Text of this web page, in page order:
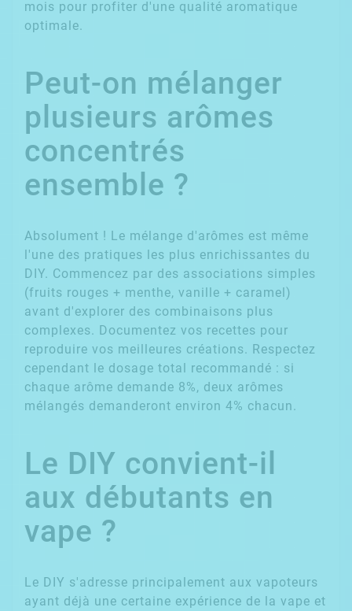
mois pour profiter d'une qualité aromatique
optimale.
Peut-on mélanger
plusieurs arômes
concentrés
ensemble ?
Absolument ! Le mélange d'arômes est même
l'une des pratiques les plus enrichissantes du
DIY. Commencez par des associations simples
(fruits rouges + menthe, vanille + caramel)
avant d'explorer des combinaisons plus
complexes. Documentez vos recettes pour
reproduire vos meilleures créations. Respectez
cependant le dosage total recommandé : si
chaque arôme demande 8%, deux arômes
mélangés demanderont environ 4% chacun.
Le DIY convient-il
aux débutants en
vape ?
Le DIY s'adresse principalement aux vapoteurs
ayant déjà une certaine expérience de la vape et